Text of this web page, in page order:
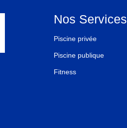
Nos Services
Piscine privée
Piscine publique
Fitness